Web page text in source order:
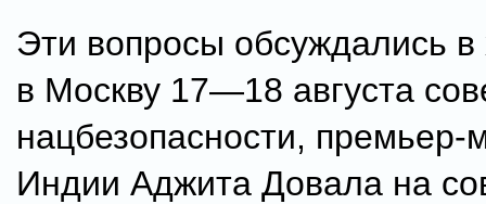
Эти вопросы обсуждались в
в Москву 17—18 августа
нацбезопасности, премьер-
Индии Аджита Довала на